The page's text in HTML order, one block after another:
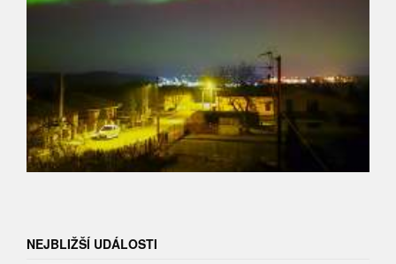
NEJBLIŽŠÍ UDÁLOSTI